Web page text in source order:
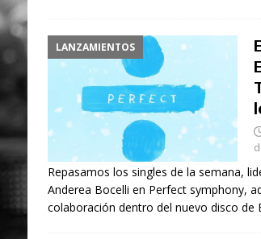
LANZAMIENTOS
Repasamos los singles de la semana,
Anderea Bocelli en Perfect symphony,
colaboración dentro del nuevo disco de